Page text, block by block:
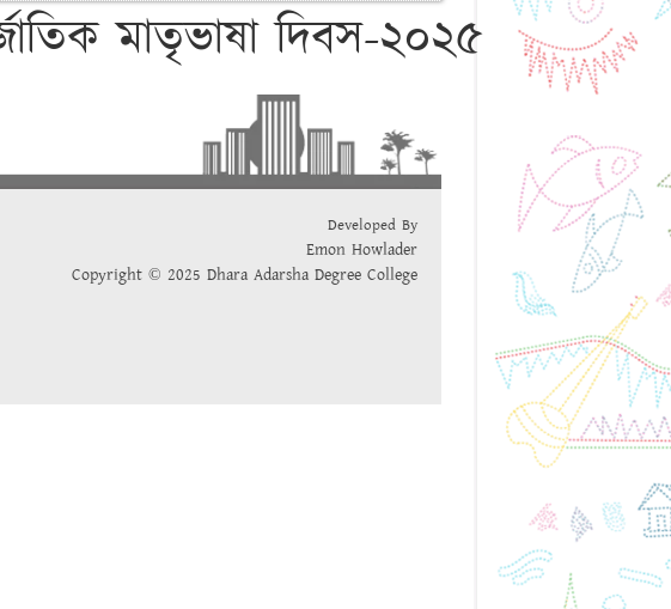
মাতৃভাষা দিবস-২০২৫
Developed By
Emon Howlader
Copyright © 2025 Dhara Adarsha Degree College